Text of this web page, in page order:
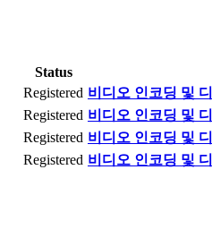
Status
Registered 비디오 인코딩 및
Registered 비디오 인코딩 및
Registered 비디오 인코딩 및
Registered 비디오 인코딩 및